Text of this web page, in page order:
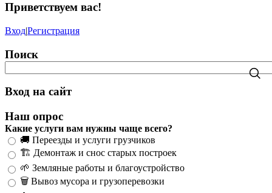
Приветствуем вас!
Вход|Регистрация
Поиск
Вход на сайт
Наш опрос
Какие услуги вам нужны чаще всего?
🚚 Переезды и услуги грузчиков
🏗️ Демонтаж и снос старых построек
🌱 Земляные работы и благоустройство
🗑️ Вывоз мусора и грузоперевозки